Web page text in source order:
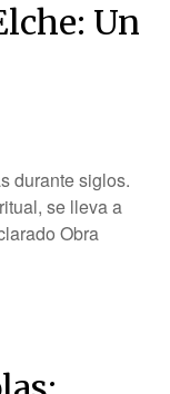
Un
durante siglos.
se lleva a
Obra